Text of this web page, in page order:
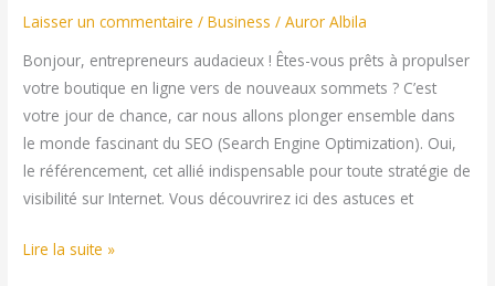
Laisser un commentaire /Business /Auror Albila
Bonjour, entrepreneurs audacieux ! Êtes-vous prêts à propulser
votre boutique en ligne vers de nouveaux sommets ? C’est
votre jour de chance, car nous allons plonger ensemble dans
le monde fascinant du SEO (Search Engine Optimization). Oui,
le référencement, cet allié indispensable pour toute stratégie de
visibilité sur Internet. Vous découvrirez ici des astuces et
Stratégies
Lire la suite »